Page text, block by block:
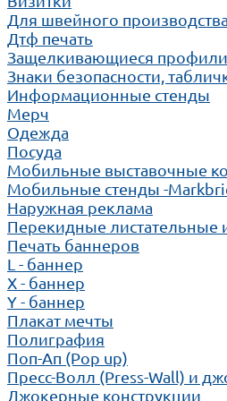
Для швейного производства
Дтф печать
Защелкивающиеся
Знаки безопасности,
Информационные стенды
Мерч
Одежда
Посуда
Мобильные выставочные
Мобильные стенды -
Наружная реклама
Перекидные
Печать баннеров
L - баннер
X - баннер
Y - баннер
Плакат мечты
Полиграфия
Поп-Ап (Pop up)
Пресс-Волл (Press-Wall) и
Джокерные конструкции